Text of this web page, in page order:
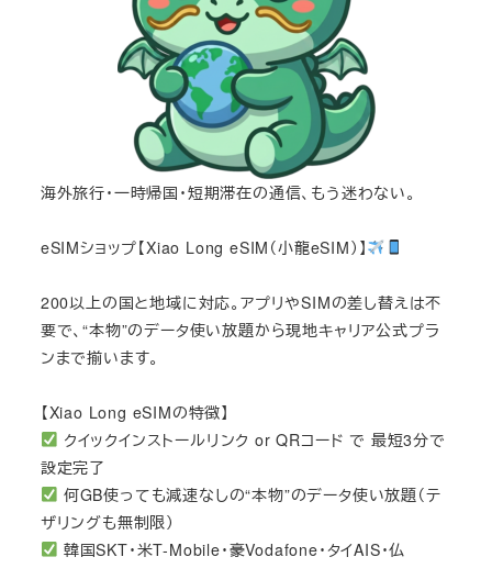
海外旅行・一時帰国・短期滞在の通信、もう迷わない。
eSIMショップ【Xiao Long eSIM（小龍eSIM）】
200以上の国と地域に対応。アプリやSIMの差し替えは不
要で、“本物”のデータ使い放題から現地キャリア公式プラ
ンまで揃います。
【Xiao Long eSIMの特徴】
クイックインストールリンク or QRコード で 最短3分で
設定完了
何GB使っても減速なしの“本物”のデータ使い放題（テ
ザリングも無制限）
韓国SKT・米T-Mobile・豪Vodafone・タイAIS・仏